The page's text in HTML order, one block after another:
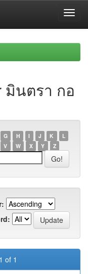
มินตรา กอ
G H I J K
L
V W X Y Z
of 1